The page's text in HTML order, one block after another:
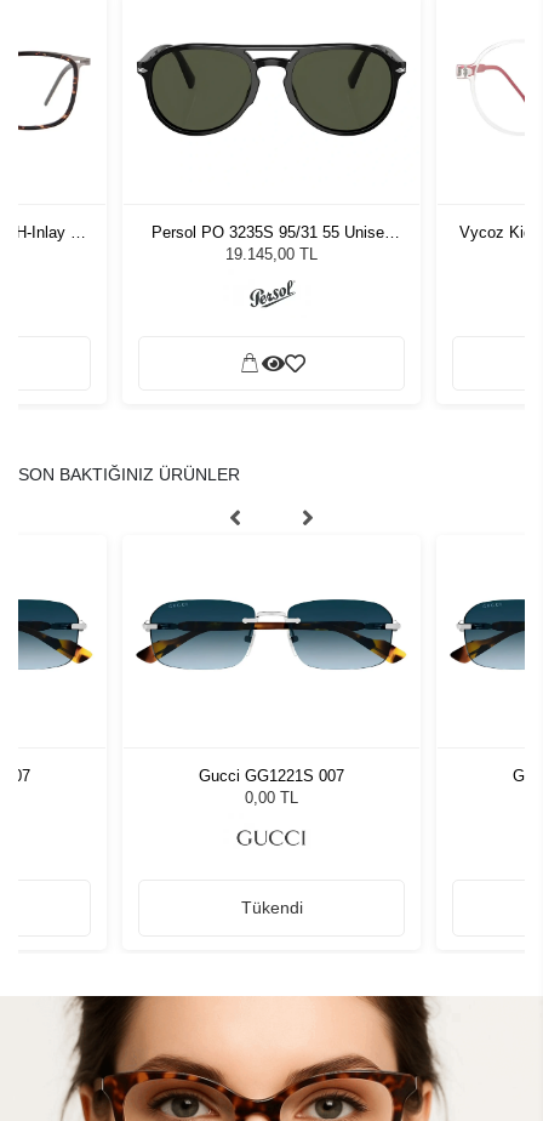
H-Inlay 53-
Persol PO 3235S 95/31 55 Unisex
Güneş Gözlüğü
19.145,00 TL
Vycoz Kids
SON BAKTIĞINIZ ÜRÜNLER
007
Gucci GG1221S 007
0,00 TL
Tükendi